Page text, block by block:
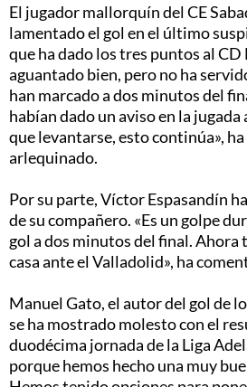
El jugador mallorquín del CE
lamentado el gol en el último
que ha dado los tres puntos al CD
aguantado bien, pero no ha
han marcado a dos minutos del
habían dado un aviso en la
que levantarse, esto continúa»,
arlequinado.
Por su parte, Víctor Espasandín
de su compañero. «Es un golpe
gol a dos minutos del final. Ahora
casa ante el Valladolid», ha
Manuel Gato, el autor del gol de
se ha mostrado molesto con el
duodécima jornada de la Liga
porque hemos hecho una muy